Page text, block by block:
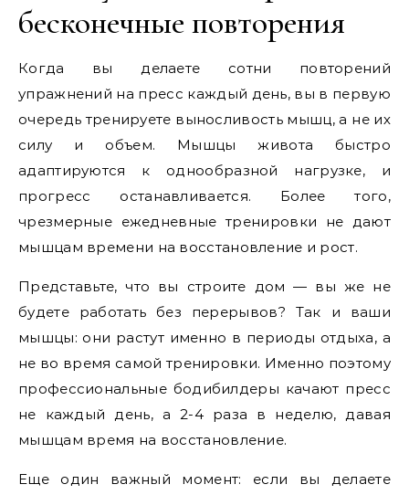
бесконечные повторения
Когда вы делаете сотни повторений
упражнений на пресс каждый день, вы в первую
очередь тренируете выносливость мышц, а не их
силу и объем. Мышцы живота быстро
адаптируются к однообразной нагрузке, и
прогресс останавливается. Более того,
чрезмерные ежедневные тренировки не дают
мышцам времени на восстановление и рост.
Представьте, что вы строите дом — вы же не
будете работать без перерывов? Так и ваши
мышцы: они растут именно в периоды отдыха, а
не во время самой тренировки. Именно поэтому
профессиональные бодибилдеры качают пресс
не каждый день, а 2-4 раза в неделю, давая
мышцам время на восстановление.
Еще один важный момент: если вы делаете